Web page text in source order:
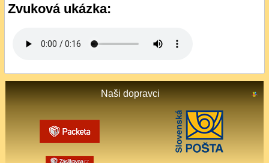
Naši dopravci
Zvuková ukázka: